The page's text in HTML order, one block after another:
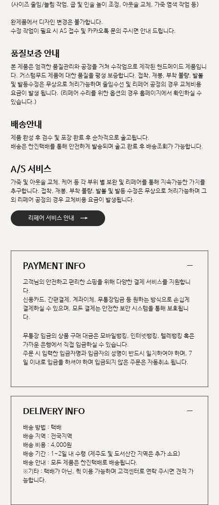
(사이즈 줄임/늘림 작업, 굽 및 인솔 높이 조정, 아웃솔 교체, 가죽 염색 작업 등)
완제품에서 디자인 변경은 불가합니다.
수정 작업이 필요 시 AS 접수 및 카카오톡 문의 주시면 안내 드립니다.
품질보증 안내
본 제품은 엄격한 품질관리와 공정을 거쳐 수작업으로 제작된 핸드메이드 제품입니
다. 커스텀무드 제품에 대한 품질을 평생 보증합니다. 접착, 재봉, 부착 불량, 발볼
및 발등수정은 무상으로 처리가능하며 줄임수선 및 리페어 공정의 경우 교체비용
요금이 발생 됩니다. (리페어 수리를 위한 옵션의 경우 홈페이지에서 확인하실 수
있습니다.)
배송안내
제품 완성 후 검수 및 포장 완료 후 순차적으로 출고됩니다.
배송은 한진택배를 통해 안전하게 발송되며 출고 완료 후 배송조회가 가능합니다.
A/S 서비스
가죽 및 아웃솔 교체, 케어 등 각 부위 별 보완 및 리페어를 통해 지속가능한 가치를
추구합니다. 접착, 재봉, 부착 불량, 발볼 및 발등 수정은 무상으로 처리가능하며 그
외 리페어 공정의 경우 교체비용 요금이 발생됩니다.
리페어 서비스 안내 →
PAYMENT INFO
고객님의 안전하고 편리한 쇼핑을 위해 다양한 결제 서비스를 지원합니
다.
신용카드, 간편결제, 계좌이체, 무통장입금 등 원하는 방식으로 손쉽게
결제하실 수 있으며, 모든 결제는 안전한 보안 시스템을 통해 보호됩니
다.
무통장 입금의 상품 구매 대금은 모바일뱅킹, 인터넷뱅킹, 텔레뱅킹 혹은
가까운 은행에서 직접 입금하실 수 있습니다.
주문 시 입력한 입금자명과 입금자의 성명이 반드시 일치하여야 하며, 7
일 이내로 입금을 하셔야 하며 입금되지 않은 주문은 자동취소 됩니다.
DELIVERY INFO
배송 방법 : 택배
배송 지역 : 전국지역
배송 비용 : 4,000원
배송 기간 : 1~2일 내 수령 (제주도 및 도서산간 지역은 추가 소요)
배송 안내 : 모든 제품은 한진택배로 배송됩니다.
※기타 : 택배가 아닌, 퀵 이용 가능하며 고객센터로 연락 주시면 견적 가
능합니다.